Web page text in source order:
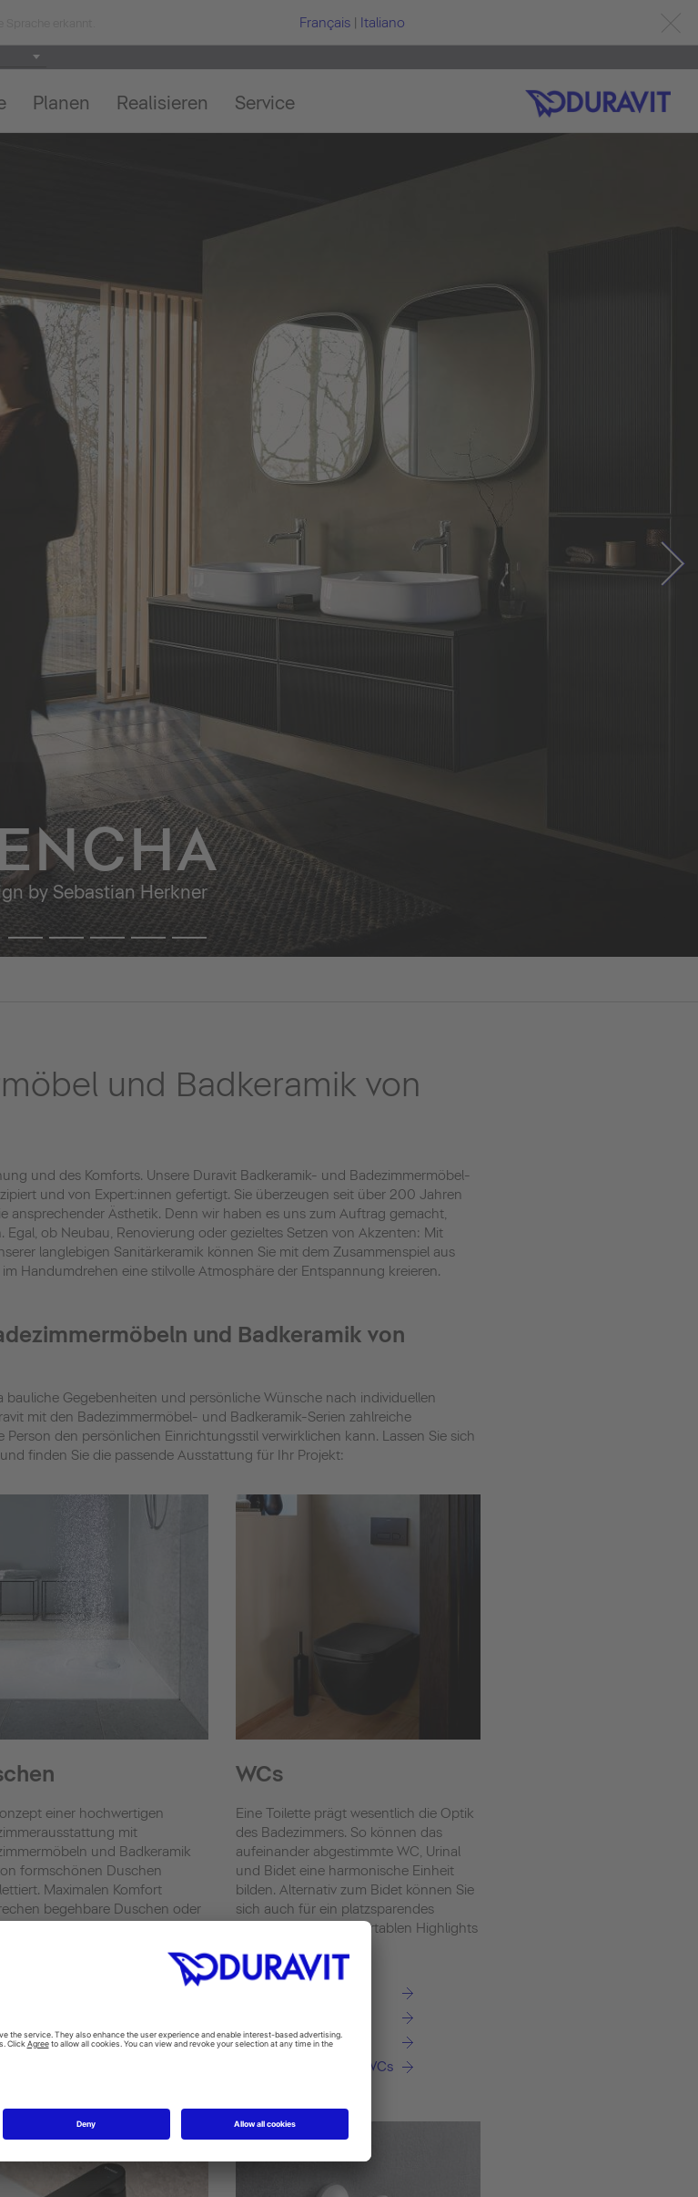
Français | Italiano
Planen Realisieren Service
by Sebastian Herkner
und Badkeramik von
und des Komforts. Unsere Duravit Badkeramik- und Badezimmermöbel-
und von Expert:innen gefertigt. Sie überzeugen seit über 200 Jahren
ansprechender Ästhetik. Denn wir haben es uns zum Auftrag gemacht,
ob Neubau, Renovierung oder gezieltes Setzen von Akzenten: Mit
langlebigen Sanitärkeramik können Sie mit dem Zusammenspiel aus
Handumdrehen eine stilvolle Atmosphäre der Entspannung kreieren.
und Badkeramik von
Gegebenheiten und persönliche Wünsche nach individuellen
mit den Badezimmermöbel- und Badkeramik-Serien zahlreiche
den persönlichen Einrichtungsstil verwirklichen kann. Lassen Sie sich
finden Sie die passende Ausstattung für Ihr Projekt:
einer hochwertigen
mit
und Badkeramik
formschönen Duschen
Maximalen Komfort
begehbare Duschen oder
WCs
Eine Toilette prägt wesentlich die Optik
des Badezimmers. So können das
aufeinander abgestimmte WC, Urinal
und Bidet eine harmonische Einheit
bilden. Alternativ zum Bidet können Sie
sich auch für ein platzsparendes
Dusch-WC mit komfortablen Highlights
Bidets
SensoWash® Dusch-WCs